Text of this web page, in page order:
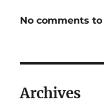
No comments to
Archives